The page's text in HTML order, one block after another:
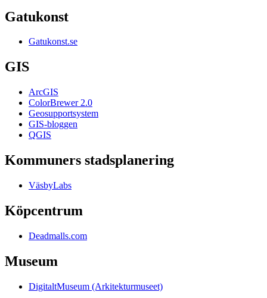
Gatukonst
Gatukonst.se
GIS
ArcGIS
ColorBrewer 2.0
Geosupportsystem
GIS-bloggen
QGIS
Kommuners stadsplanering
VäsbyLabs
Köpcentrum
Deadmalls.com
Museum
DigitaltMuseum (Arkitekturmuseet)